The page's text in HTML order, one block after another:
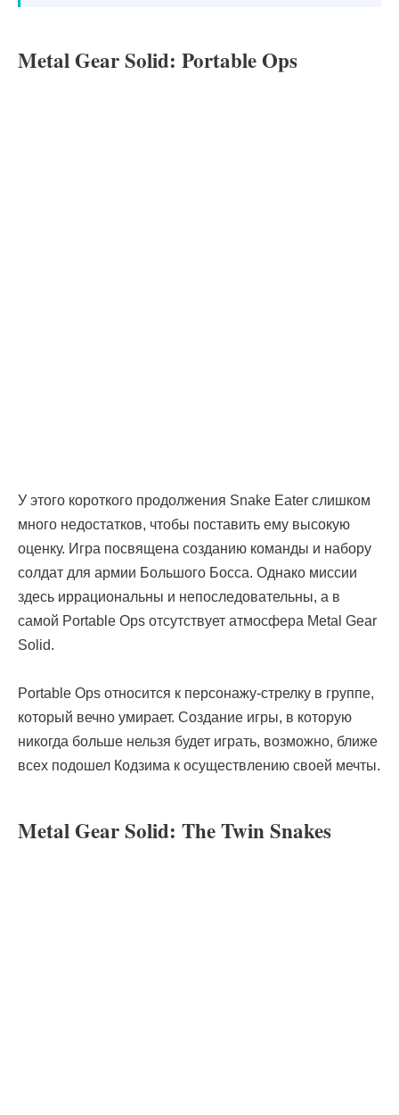
Metal Gear Solid: Portable Ops
У этого короткого продолжения Snake Eater слишком
много недостатков, чтобы поставить ему высокую
оценку. Игра посвящена созданию команды и набору
солдат для армии Большого Босса. Однако миссии
здесь иррациональны и непоследовательны, а в
самой Portable Ops отсутствует атмосфера Metal Gear
Solid.
Portable Ops относится к персонажу-стрелку в группе,
который вечно умирает. Создание игры, в которую
никогда больше нельзя будет играть, возможно, ближе
всех подошел Кодзима к осуществлению своей мечты.
Metal Gear Solid: The Twin Snakes